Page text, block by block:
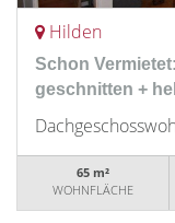
Hilden
Schon
geschnitten +
65 m²
WOHNFLÄCHE